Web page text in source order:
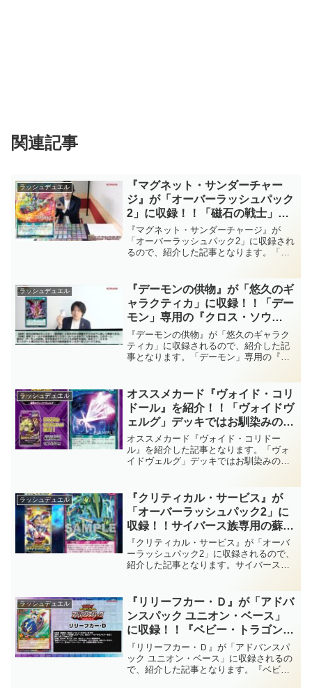
関連記事
ラッシュデュエル
『マグネット・サンダーチャー
ジ』が「オーバーラッシュパック
2」に収録！！「磁石の戦士」最
後の枠は岩石族の汎用手札交
換！！最近の手札交換の性能はエ
グいですね！？【遊戯王ラッシュ
『マグネット・サンダーチャージ』が
「オーバーラッシュパック2」に収録され
るので、紹介した記事となります。「磁
ですね！？【遊戯王ラッシュデュエル】
ラッシュデュエル
『デーモンの供物』が「悠久のギ
ャラクティカ」に収録！！「デー
モン」専用の『クロス・ソウ
ル』！！『デーモンの呪術師』で
レベル変更すれば、ほとんどの相
手モンスターをリリースできてし
デュエル】
『デーモンの供物』が「悠久のギャラク
ティカ」に収録されるので、紹介した記
事となります。「デーモン」専用の『ク
手モンスターをリリースできてしまいま
すね！！【遊戯王ラッシュデュエル】
ラッシュデュエル
オススメカード『ヴォイド・コリ
ドール』を紹介！！「ヴォイドヴ
ェルグ」デッキではお馴染みのサ
ルベージ効果持ち！！『Ｃ・ダー
クマター・ワイバーン』や『ダー
クマター・デッドエール』なども
シュデュエル】
オススメカード『ヴォイド・コリドー
ル』を紹介した記事となります。「ヴォ
イドヴェルグ」デッキではお馴染みのサ
ッドエール』なども回収できますね！！
【遊戯王ラッシュデュエル】
ラッシュデュエル
『クリティカル・サービス』が
「オーバーラッシュパック2」に
収録！！サイバース族専用の蘇生
& 防御札！！『ディープスペー
ス・ユグドラゴ』すら蘇生可能な
のは強いですね～。【遊戯王ラッ
『クリティカル・サービス』が「オーバ
ーラッシュパック2」に収録されるので、
紹介した記事となります。サイバース族
強いですね～。【遊戯王ラッシュデュエ
ル】
ラッシュデュエル
『リリーフカー・Ｄ』が「アドバ
ンスパック ユニオン・ベース」
に収録！！『ベビー・トラゴン』
と『カードカー・Ｄ』が仲良くリ
メイク！！「球児皇ホーム」の優
秀なドローソースとなるモンスタ
『リリーフカー・Ｄ』が「アドバンスパ
ック ユニオン・ベース」に収録されるの
で、紹介した記事となります。『ベビ